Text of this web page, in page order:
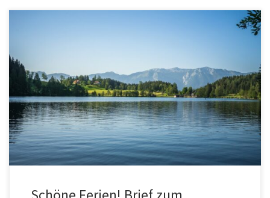
Liebe Schulgemeinschaft, wir wünschen allen erholsame und
schöne Sommerferien! Hier kommt Brief zum Schuljahresende von
Frau Hinsberger-Boguski:
Schöne Ferien! Brief zum